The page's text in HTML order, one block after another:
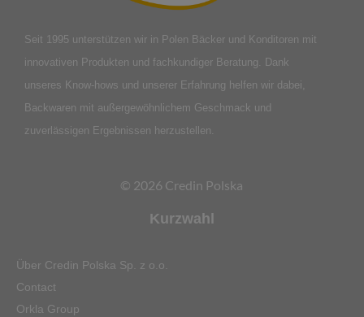
Seit 1995 unterstützen wir in Polen Bäcker und Konditoren mit
innovativen Produkten und fachkundiger Beratung. Dank
unseres Know-hows und unserer Erfahrung helfen wir dabei,
Backwaren mit außergewöhnlichem Geschmack und
zuverlässigen Ergebnissen herzustellen.
© 2026 Credin Polska
Kurzwahl
Über Credin Polska Sp. z o.o.
Contact
Orkla Group